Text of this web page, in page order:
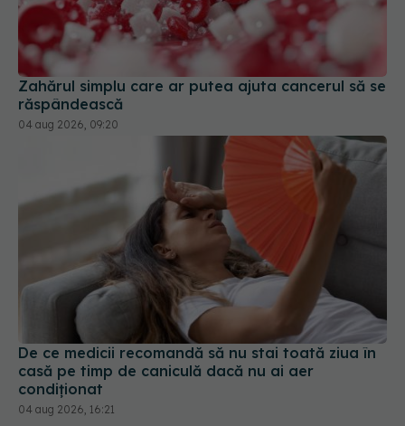
Zahărul simplu care ar putea ajuta cancerul să se
răspândească
04 aug 2026, 09:20
De ce medicii recomandă să nu stai toată ziua în
casă pe timp de caniculă dacă nu ai aer
condiționat
04 aug 2026, 16:21